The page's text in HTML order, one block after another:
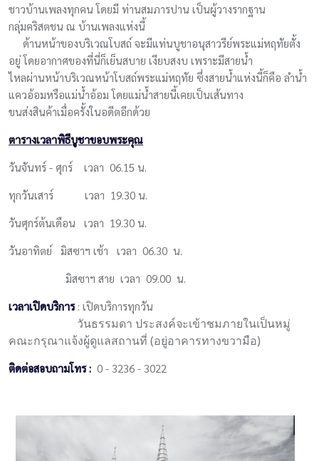
ชาวบ้านเพลงทุกคน โดยมี ท่านสมภารปาน เป็นผู้วางรากฐาน
กลุ่มคริสตชน ณ บ้านเพลงแห่งนี้
ด้านหน้าของบริเวณโบสถ์ จะมีแท่นบูชาอนุสาวรีย์พระแม่หฤทัยตั้ง
อยู่ โดยอากาศของที่นี่ก็เย็นสบาย เงียบสงบ เพราะมีสายน้ำ
ไหลผ่านหน้าบริเวณหน้าโบสถ์พระแม่หฤทัย ซึ่งสายน้ำแห่งนี้ก็คือ ลำน้ำ
แควอ้อมหรือแม่น้ำอ้อม โดยแม่น้ำสายนี้เคยเป็นเส้นทาง
ขนส่งสินค้าเมื่อครั้งในอดีตอีกด้วย
ตารางเวลาพิธีบูชาขอบพระคุณ
วันจันทร์ - ศุกร์ เวลา 06.15 น.
ทุกวันเสาร์ เวลา 19.30 น.
วันศุกร์ต้นเดือน เวลา 19.30 น.
วันอาทิตย์ มิสซาฯ เช้า เวลา 06.30 น.
มิสซาฯ สาย เวลา 09.00 น.
เวลาเปิดบริการ: เปิดบริการทุกวัน
วันธรรมดา ประสงค์จะเข้าชมภายในเป็นหมู่
คณะกรุณาแจ้งผู้ดูแลสถานที่ (อยู่อาคารทางขวามือ)
ติดต่อสอบถามโทร : 0 - 3236 - 3022